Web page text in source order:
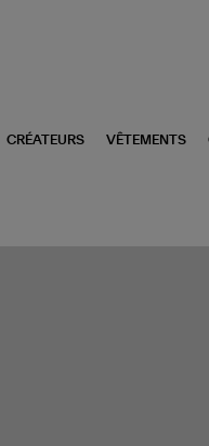
CRÉATEURS VÊTEMENTS